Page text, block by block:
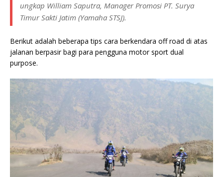
ungkap William Saputra, Manager Promosi PT. Surya
Timur Sakti Jatim (Yamaha STSJ).
Berikut adalah beberapa tips cara berkendara off road di atas
jalanan berpasir bagi para pengguna motor sport dual
purpose.